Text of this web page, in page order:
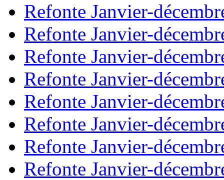
Refonte Janvier-
Refonte Janvier-
Refonte Janvier-
Refonte Janvier-
Refonte Janvier-
Refonte Janvier-
Refonte Janvier-
Refonte Janvier-